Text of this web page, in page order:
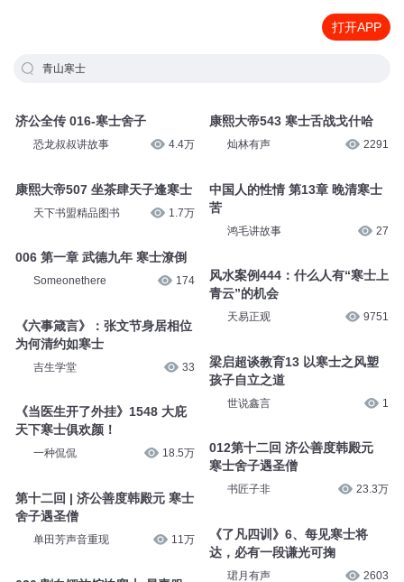
打开APP
青山寒士
济公全传 016-寒士舍子
恐龙叔叔讲故事 4.4万
康熙大帝507 坐茶肆天子逢寒士
天下书盟精品图书 1.7万
006 第一章 武德九年 寒士潦倒
Someonethere 174
《六事箴言》：张文节身居相位
为何清约如寒士
吉生学堂 33
《当医生开了外挂》1548 大庇
天下寒士俱欢颜！
一种侃侃 18.5万
第十二回 | 济公善度韩殿元 寒士
舍子遇圣僧
单田芳声音重现 11万
康熙大帝543 寒士舌战戈什哈
灿林有声 2291
中国人的性情 第13章 晚清寒士
苦
鸿毛讲故事 27
风水案例444：什么人有“寒士上
青云”的机会
天易正观 9751
梁启超谈教育13 以寒士之风塑
孩子自立之道
世说鑫言 1
012第十二回 济公善度韩殿元
寒士舍子遇圣僧
书匠子非 23.3万
《了凡四训》6、每见寒士将
达，必有一段谦光可掬
珺月有声 2603